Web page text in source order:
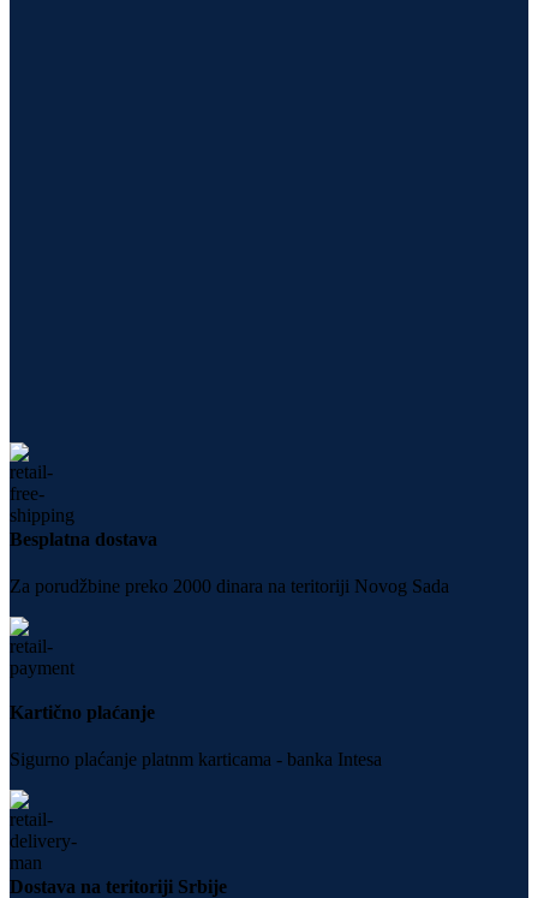
Besplatna dostava
Za porudžbine preko 2000 dinara na teritoriji Novog Sada
Kartično plaćanje
Sigurno plaćanje platnm karticama - banka Intesa
Dostava na teritoriji Srbije